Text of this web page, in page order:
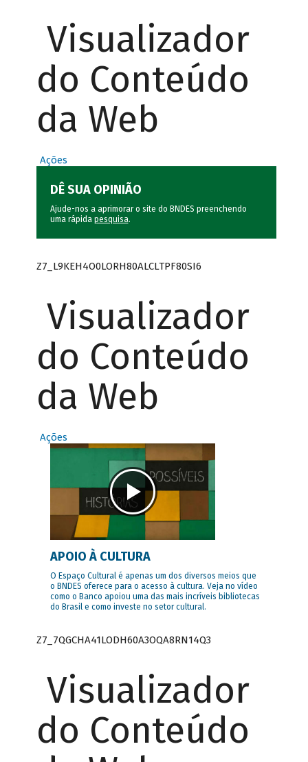
Visualizador
do Conteúdo
da Web
Ações
DÊ SUA OPINIÃO
Ajude-nos a aprimorar o site do BNDES preenchendo
uma rápida pesquisa.
Z7_L9KEH4O0LORH80ALCLTPF80SI6
Visualizador
do Conteúdo
da Web
Ações
APOIO À CULTURA
O Espaço Cultural é apenas um dos diversos meios que
o BNDES oferece para o acesso à cultura. Veja no vídeo
como o Banco apoiou uma das mais incríveis bibliotecas
do Brasil e como investe no setor cultural.
Z7_7QGCHA41LODH60A3OQA8RN14Q3
Visualizador
do Conteúdo